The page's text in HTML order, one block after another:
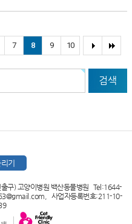
7 8 9 10
검색
기
구) 고양이병원 백산동물병원 Tel:1644-
사업자등록번호:211-10-